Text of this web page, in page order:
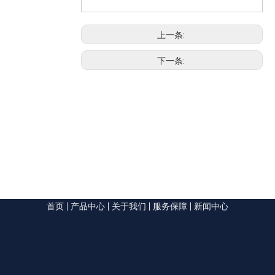
上一条:
下一条:
首页 产品中心 关于我们 服务保障 新闻中心